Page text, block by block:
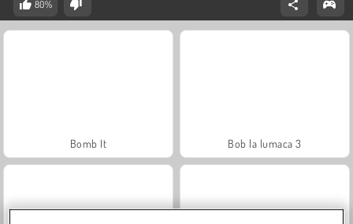
80%
Bomb It Bob la lumaca 3